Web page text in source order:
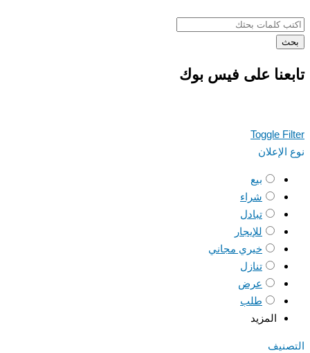
بحث
تابعنا على فيس بوك
Toggle Filter
نوع الإعلان
بيع
شراء
تبادل
للإيجار
خيري مجاني
تنازل
عرض
طلب
المزيد
التصنيف